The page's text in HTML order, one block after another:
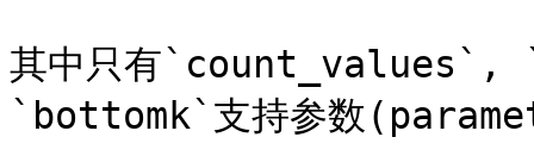
其中只有
`bottomk`支持参数